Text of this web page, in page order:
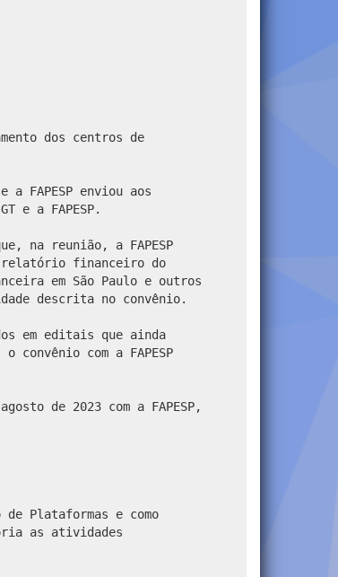
dos centros de
a FAPESP enviou aos
e a FAPESP.
na reunião, a FAPESP
relatório financeiro do
em São Paulo e outros
descrita no convênio.
em editais que ainda
com a FAPESP
de 2023 com a FAPESP,
Plataformas e como
as atividades